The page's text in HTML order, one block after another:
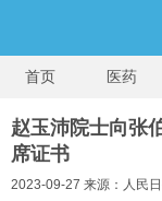
首页 医药
赵玉沛院士向张
席证书
2023-09-27 来源：人民